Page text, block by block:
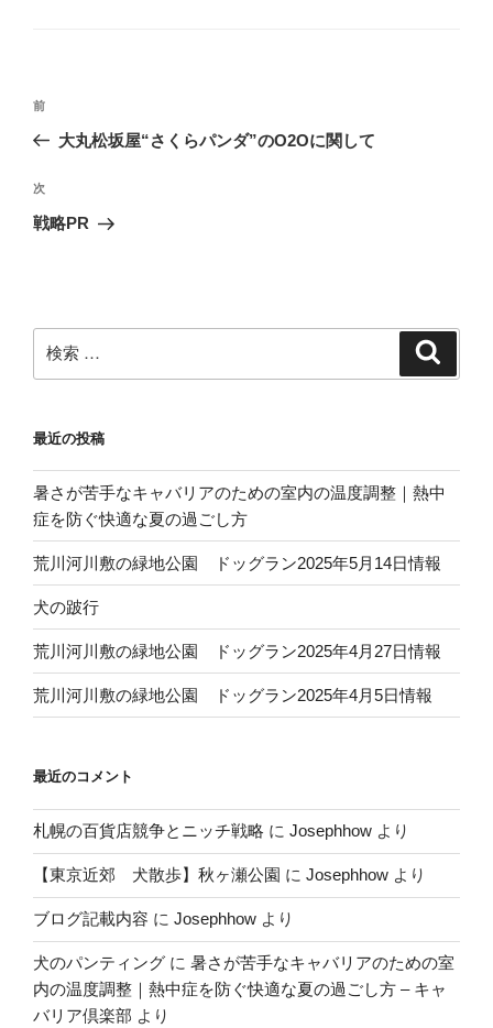
投
ビ
ゲ
ン
過
去
投
稿
前
大丸松坂屋“さくらパンダ”のO2Oに関して
次
の
次
戦略PR
索:
最近の投稿
暑さが苦手なキャバリアのための室内の温度調整｜熱中
症を防ぐ快適な夏の過ごし方
荒川河川敷の緑地公園 ドッグラン2025年5月14日情報
犬の跛行
荒川河川敷の緑地公園 ドッグラン2025年4月27日情報
荒川河川敷の緑地公園 ドッグラン2025年4月5日情報
最近のコメント
札幌の百貨店競争とニッチ戦略 に Josephhow より
【東京近郊 犬散歩】秋ヶ瀬公園 に Josephhow より
ブログ記載内容 に Josephhow より
犬のパンティング に 暑さが苦手なキャバリアのための室
内の温度調整｜熱中症を防ぐ快適な夏の過ごし方 – キャ
バリア倶楽部 より